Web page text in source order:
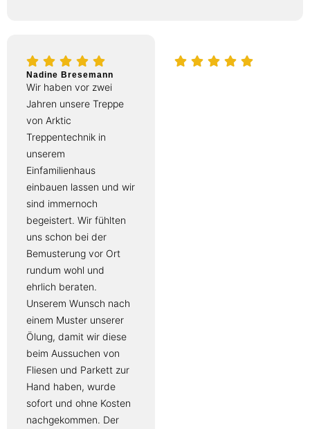
Nadine Bresemann
Wir haben vor zwei
Jahren unsere Treppe
von Arktic
Treppentechnik in
unserem
Einfamilienhaus
einbauen lassen und wir
sind immernoch
begeistert. Wir fühlten
uns schon bei der
Bemusterung vor Ort
rundum wohl und
ehrlich beraten.
Unserem Wunsch nach
einem Muster unserer
Ölung, damit wir diese
beim Aussuchen von
Fliesen und Parkett zur
Hand haben, wurde
sofort und ohne Kosten
nachgekommen. Der